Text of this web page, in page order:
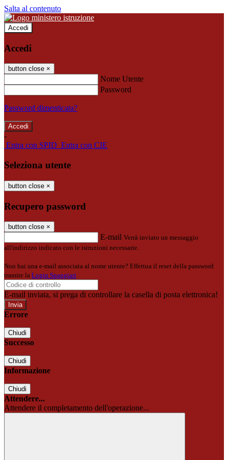
Salta al contenuto
Accedi
Accedi
button close ×
Nome Utente
Password
Password dimenticata?
-
Entra con SPID Entra con CIE
Seleziona utente
button close ×
Recupero password
button close ×
E-mail Verrà inviato un messaggio
all'indirizzo indicato con le istruzioni necessarie.
Non hai una e-mail associata al nome utente? Effettua il reset della password
tramite la Login Spaggiari
E-mail inviata, si prega di controllare la casella di posta elettronica!
Errore
Chiudi
Successo
Chiudi
Informazione
Chiudi
Attendere...
Attendere il completamento dell'operazione...